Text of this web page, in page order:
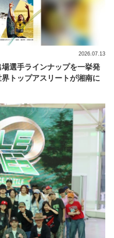
選手ラインナップを一挙発
トップアスリートが湘南に
2026.07.13